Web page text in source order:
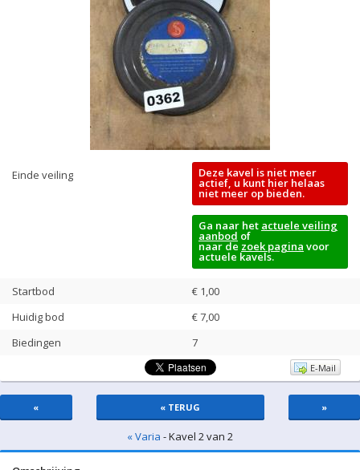
Einde veiling Deze kavel is niet meer
actief, u kunt hier helaas
niet meer op bieden.
Ga naar het actuele veiling
aanbod of
naar de zoek pagina voor
actuele kavels.
Startbod
€ 1,00
Huidig bod
€7,00
Biedingen
7
E-Mail
« « TERUG »
« Varia - Kavel 2 van 2